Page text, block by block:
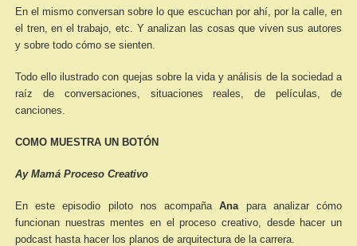
En el mismo conversan sobre lo que escuchan por ahí, por la calle, en
el tren, en el trabajo, etc. Y analizan las cosas que viven sus autores
y sobre todo cómo se sienten.
Todo ello ilustrado con quejas sobre la vida y análisis de la sociedad a
raíz de conversaciones, situaciones reales, de películas, de
canciones.
COMO MUESTRA UN BOTÓN
Ay Mamá Proceso Creativo
En este episodio piloto nos acompañaAna para analizar cómo
funcionan nuestras mentes en el proceso creativo, desde hacer un
podcast hasta hacer los planos de arquitectura de la carrera.